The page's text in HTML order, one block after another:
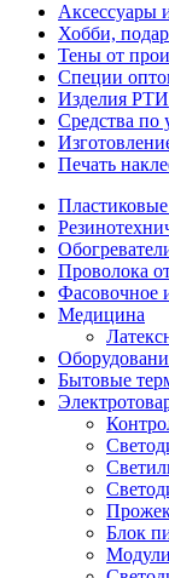
Аксессуары
Хобби,
Тены от
Специи
Изделия РТИ
Средства по
Печать
Проволока
Фасовочное
Медицина
Бытовые
Блок
Модули